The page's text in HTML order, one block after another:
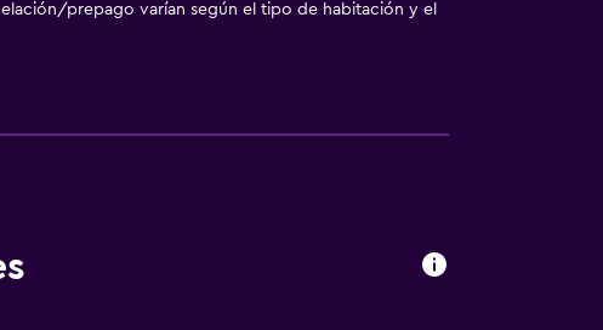
prepago varían según el tipo de habitación y el